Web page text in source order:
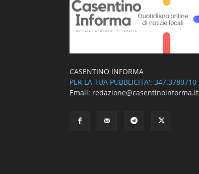
CASENTINO INFORMA
PER LA TUA PUBBLICITA': 347.3780710
Email: redazione@casentinoinforma.it